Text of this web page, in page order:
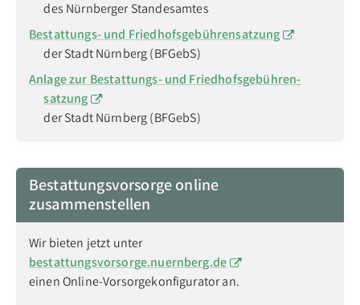
des Nürn­berger Standes­amtes
Bestattungs- und Friedhofs­gebühren­satzung
der Stadt Nürn­berg (BFGebS)
Anlage zur Bestattungs- und Friedhofs­gebühren­
satzung
der Stadt Nürn­berg (BFGebS)
Bestattungsvorsorge online
zusammenstellen
Wir bieten jetzt unter
bestattungsvorsorge.nuernberg.de
einen Online-Vorsorgekonfigurator an.